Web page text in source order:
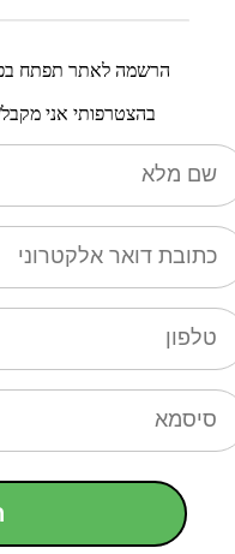
הרשמה לאתר תפתח
בהצטרפותי אני